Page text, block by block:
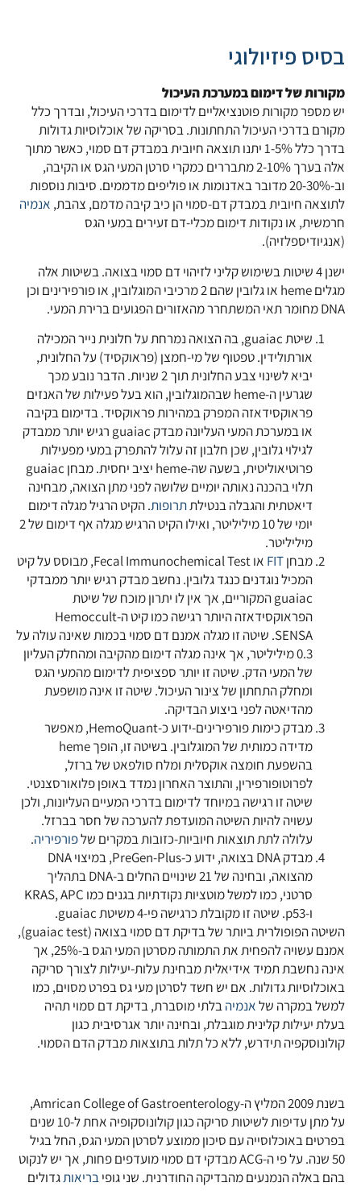
בסיס פיזיולוגי
מקורות של דימום במערכת העיכול
יש מספר מקורות פוטנציאליים לדימום בדרכי העיכול, ובדרך כלל
מקורם בדרכי העיכול התחתונות. בסריקה של אוכלוסיות גדולות
בדרך כלל 1-5% יתנו תוצאה חיובית במבדק דם סמוי, כאשר מתוך
אלה בערך 2-10% מתבררים כמקרי סרטן המעי הגס או הקיבה,
וב-20-30% מדובר באדנומות או פוליפים מדממים. סיבות נוספות
לתוצאה חיובית במבדק דם-סמוי הן כיב קיבה מדמם, צהבת, אנמיה
חרמשית, או נקודות דימום מכלי-דם זעירים במעי הגס
(אנגיודיספלזיה).
ישנן 4 שיטות בשימוש קליני לזיהוי דם סמוי בצואה. בשיטות אלה
מגלים heme או גלובין שהם 2 מרכיבי המוגלובין, או פורפירינים וכן
DNA מחומר תאי המשתחרר מהאזורים הפגועים ברירת המעי.
שיטת guaiac, בה הצואה נמרחת על חלונית נייר המכילה
אורתולידין. טפטוף של מי-חמצן (פראוקסיד) על החלונית,
יביא לשינוי צבע החלונית תוך 2 שניות. הדבר נובע מכך
שגרעין ה-heme שבהמוגלובין, הוא בעל פעילות של האנזים
פראוקסידאזה המפרק במהירות פראוקסיד. בדימום בקיבה
או במערכת המעי העליונה מבדק guaiac רגיש יותר ממבדק
לגילוי גלובין, שכן חלבון זה עלול להתפרק במעי מפעילות
פרוטיאוליטית, בשעה שה-heme יציב יחסית. מבחן guaiac
תלוי בהכנה נאותה יומיים שלושה לפני מתן הצואה, מבחינה
דיאטתית והגבלה בנטילתתרופות. הקיט הרגיל מגלה דימום
יומי של 10 מיליליטר, ואילו הקיט הרגיש מגלה אף דימום של 2
מיליליטר.
מבחןFIT
או Fecal Immunochemical Test, מבוסס על קיט
המכיל נוגדנים כנגד גלובין. נחשב מבדק רגיש יותר ממבדקי
guaiac המקוריים, אך אין לו יתרון מוכח של שיטת
הפראוקסידאזה היותר רגישה כמו קיט ה-Hemoccult
SENSA. שיטה זו מגלה אמנם דם סמוי בכמות שאינה עולה על
0.3 מיליליטר, אך אינה מגלה דימום מהקיבה ומהחלק העליון
של המעי הדק. שיטה זו יותר ספציפית לדימום מהמעי הגס
ומחלק התחתון של צינור העיכול. שיטה זו אינה מושפעת
מהדיאטה לפני ביצוע הבדיקה.
מבדק כימות פורפירינים-ידוע כ-HemoQuant, מאפשר
מדידה כמותית של המוגלובין. בשיטה זו, הופך heme
בהשפעת חומצה אוקסלית ומלח סולפאט של ברזל,
לפרוטופורפירין, והתוצר האחרון נמדד באופן פלואורסצנטי.
שיטה זו רגישה במיוחד לדימום בדרכי המעיים העליונות, ולכן
עשויה להיות השיטה המועדפת להערכה של חסר בברזל.
עלולה לתת תוצאות חיוביות-כזובות במקרים שלפורפיריה.
מבדק DNA בצואה, ידוע כ-PreGen-Plus, במיצוי DNA
מהצואה, ובחינה של 21 שינויים החלים ב-DNA בתהליך
סרטני, כמו למשל מוטציות נקודתיות בגנים כמו KRAS, APC
ו-p53. שיטה זו מקובלת כרגישה פי-4 משיטת guaiac.
השיטה הפופולרית ביותר של בדיקת דם סמוי בצואה (guaiac test),
אמנם עשויה להפחית את התמותה מסרטן המעי הגס ב-25%, אך
אינה נחשבת תמיד אידיאלית מבחינת עלות-יעילות לצורך סריקה
באוכלוסיות גדולות. אם יש חשד לסרטן מעי גס בפרט מסוים, כמו
למשל במקרה שלאנמיהבלתי מוסברת, בדיקת דם סמוי תהיה
בעלת יעילות קלינית מוגבלת, ובחינה יותר אגרסיבית כגון
קולונוסקפיה תידרש, ללא כל תלות בתוצאות מבדק הדם הסמוי.
בשנת 2009 המליץ ה-Amrican College of Gastroenterology,
על מתן עדיפות לשיטות סריקה כגון קולונוסקופיה אחת ל-10 שנים
בפרטים באוכלוסייה עם סיכון ממוצע לסרטן המעי הגס, החל בגיל
50 שנה. על פי ה-ACG מבדקי דם סמוי מועדפים פחות, אך יש לנקוט
בהם באלה הנמנעים מהבדיקה החודרנית. שני גופיבריאותגדולים